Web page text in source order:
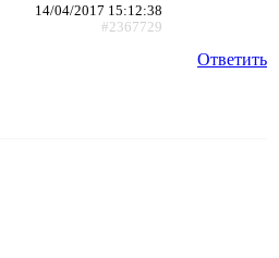
14/04/2017 15:12:38
#2367729
Ответить